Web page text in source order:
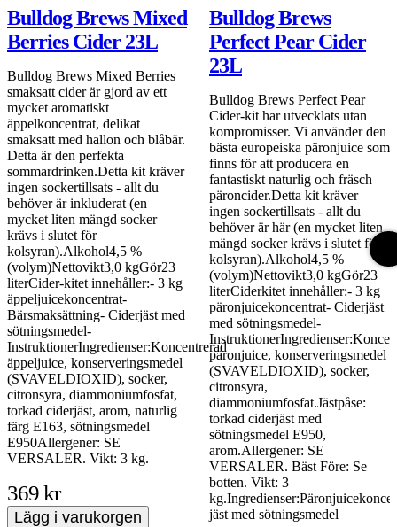
Bulldog Brews Mixed
Berries Cider 23L
Bulldog Brews Mixed Berries
smaksatt cider är gjord av ett
mycket aromatiskt
äppelkoncentrat, delikat
smaksatt med hallon och blåbär.
Detta är den perfekta
sommardrinken.Detta kit kräver
ingen sockertillsats - allt du
behöver är inkluderat (en
mycket liten mängd socker
krävs i slutet för
kolsyran).Alkohol4,5 %
(volym)Nettovikt3,0 kgGör23
literCider-kitet innehåller:- 3 kg
äppeljuicekoncentrat-
Bärsmaksättning- Ciderjäst med
sötningsmedel-
InstruktionerIngredienser:Koncentrerad
äppeljuice, konserveringsmedel
(SVAVELDIOXID), socker,
citronsyra, diammoniumfosfat,
torkad ciderjäst, arom, naturlig
färg E163, sötningsmedel
E950Allergener: SE
VERSALER. Vikt: 3 kg.
369 kr
Lägg i varukorgen
Bulldog Brews
Perfect Pear Cider
23L
Bulldog Brews Perfect Pear
Cider-kit har utvecklats utan
kompromisser. Vi använder den
bästa europeiska päronjuice som
finns för att producera en
fantastiskt naturlig och fräsch
päroncider.Detta kit kräver
ingen sockertillsats - allt du
behöver är här (en mycket liten
mängd socker krävs i slutet för
kolsyran).Alkohol4,5 %
(volym)Nettovikt3,0 kgGör23
literCiderkitet innehåller:- 3 kg
päronjuicekoncentrat- Ciderjäst
med sötningsmedel-
päronjuice, konserveringsmedel
(SVAVELDIOXID), socker,
citronsyra,
diammoniumfosfat.Jästpåse:
torkad ciderjäst med
sötningsmedel E950,
arom.Allergener: SE
VERSALER. Bäst Före: Se
botten. Vikt: 3
jäst med sötningsmedel